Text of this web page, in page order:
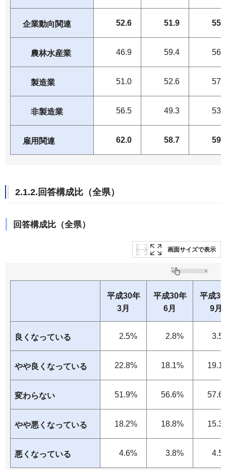
企業動向関連 52.6 51.9
農林水産業 46.9 59.4
製造業 51.0 52.6
非製造業 56.5 49.3
雇用関連 62.0 58.7
2.1.2.回答構成比（全県）
回答構成比（全県）
画面サイズで表示
平成30年
3月
平成30年
6月
平成
9月
良くなっている 2.5% 2.8%
やや良くなっている 22.8% 18.1%
変わらない 51.9% 56.6%
やや悪くなっている 18.2% 18.8%
悪くなっている 4.6% 3.8%